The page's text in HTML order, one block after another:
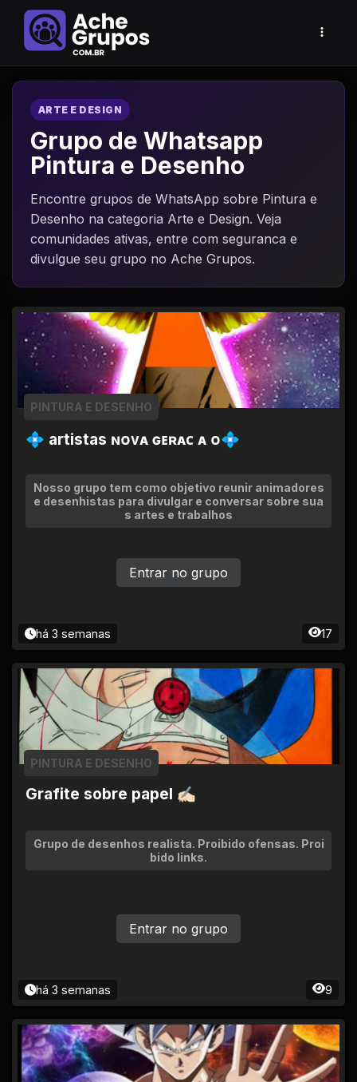
ARTE E DESIGN
Grupo de Whatsapp
Pintura e Desenho
Encontre grupos de WhatsApp sobre Pintura e
Desenho na categoria Arte e Design. Veja
comunidades ativas, entre com seguranca e
divulgue seu grupo no Ache Grupos.
💠 artistas ɴᴏᴠᴀ ɢᴇʀᴀᴄ ᴀ ᴏ💠
PINTURA E DESENHO
Nosso grupo tem como objetivo reunir animadores
e desenhistas para divulgar e conversar sobre sua
s artes e trabalhos
há 3 semanas 17
Entrar no grupo
Grafite sobre papel ✍🏻
PINTURA E DESENHO
Grupo de desenhos realista. Proibido ofensas. Proi
bido links.
há 3 semanas 9
Entrar no grupo